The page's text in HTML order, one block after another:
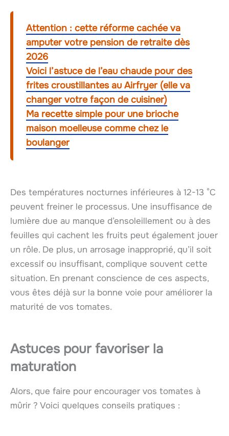
Attention : cette réforme cachée va
amputer votre pension de retraite dès
2026
Voici l’astuce de l’eau chaude pour des
frites croustillantes au Airfryer (elle va
changer votre façon de cuisiner)
Ma recette simple pour une brioche
maison moelleuse comme chez le
boulanger
Des températures nocturnes inférieures à 12-13 °C
peuvent freiner le processus. Une insuffisance de
lumière due au manque d’ensoleillement ou à des
feuilles qui cachent les fruits peut également jouer
un rôle. De plus, un arrosage inapproprié, qu’il soit
excessif ou insuffisant, complique souvent cette
situation. En prenant conscience de ces aspects,
vous êtes déjà sur la bonne voie pour améliorer la
maturité de vos tomates.
Astuces pour favoriser la
maturation
Alors, que faire pour encourager vos tomates à
mûrir ? Voici quelques conseils pratiques :